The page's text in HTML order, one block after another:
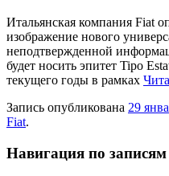
Итальянская компания Fiat
изображение нового
неподтвержденной
будет носить эпитет Tipo
текущего годы в рамках
Запись опубликована 29
Fiat.
Навигация по записям